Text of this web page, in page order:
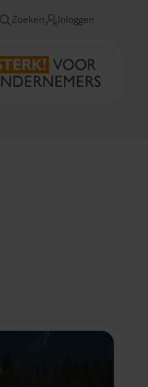
Zoeken Inloggen
Nieuws